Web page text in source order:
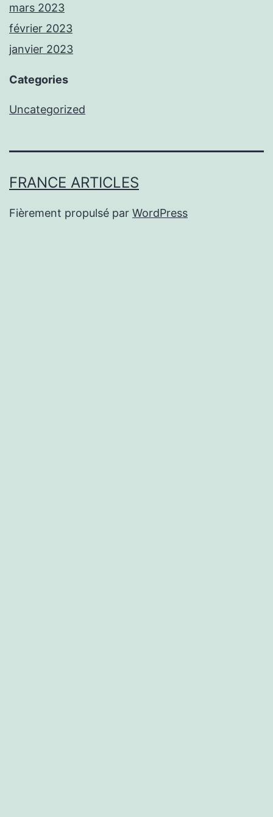
mars 2023
février 2023
janvier 2023
Categories
Uncategorized
FRANCE ARTICLES
Fièrement propulsé par WordPress